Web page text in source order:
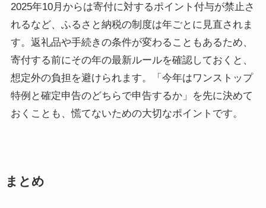
2025年10月からは寄付に対するポイント付与が禁止さ
れるなど、ふるさと納税の制度は年ごとに見直されま
す。返礼品や手続きの条件が変わることもあるため、
寄付する前にその年の最新ルールを確認しておくと、
想定外の負担を避けられます。「今年はワンストップ
特例と確定申告のどちらで申告するか」を先に決めて
おくことも、慌てないための大切なポイントです。
まとめ